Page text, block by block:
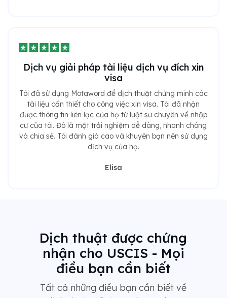
Dịch vụ giải pháp tài liệu dịch vụ đích xin
visa
Tôi đã sử dụng Motaword để dịch thuật chứng minh các
tài liệu cần thiết cho công việc xin visa. Tôi đã nhận
được thông tin liên lạc của họ từ luật sư chuyên về nhập
cư của tôi. Đó là một trải nghiệm dễ dàng, nhanh chóng
và chia sẻ. Tôi đánh giá cao và khuyên bạn nên sử dụng
dịch vụ của họ.
Elisa
Dịch thuật được chứng
nhận cho USCIS - Mọi
điều bạn cần biết
Tất cả những điều bạn cần biết về